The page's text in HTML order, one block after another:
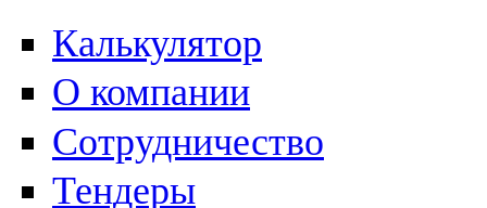
Калькулятор
О компании
Сотрудничество
Тендеры